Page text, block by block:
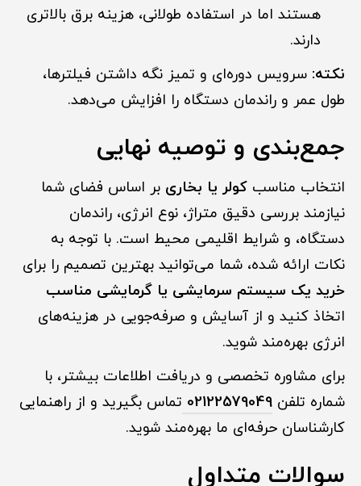
هستند اما در استفاده طولانی، هزینه برق بالاتری
دارند.
نکته: سرویس دوره‌ای و تمیز نگه داشتن فیلترها،
طول عمر و راندمان دستگاه را افزایش می‌دهد.
جمع‌بندی و توصیه نهایی
انتخاب مناسب کولر یا بخاری بر اساس فضای شما
نیازمند بررسی دقیق متراژ، نوع انرژی، راندمان
دستگاه، و شرایط اقلیمی محیط است. با توجه به
نکات ارائه شده، شما می‌توانید بهترین تصمیم را برای
خرید یک سیستم سرمایشی یا گرمایشی مناسب
اتخاذ کنید و از آسایش و صرفه‌جویی در هزینه‌های
انرژی بهره‌مند شوید.
برای مشاوره تخصصی و دریافت اطلاعات بیشتر، با
شماره تلفن 02122579049 تماس بگیرید و از راهنمایی
کارشناسان حرفه‌ای ما بهره‌مند شوید.
سوالات متداول